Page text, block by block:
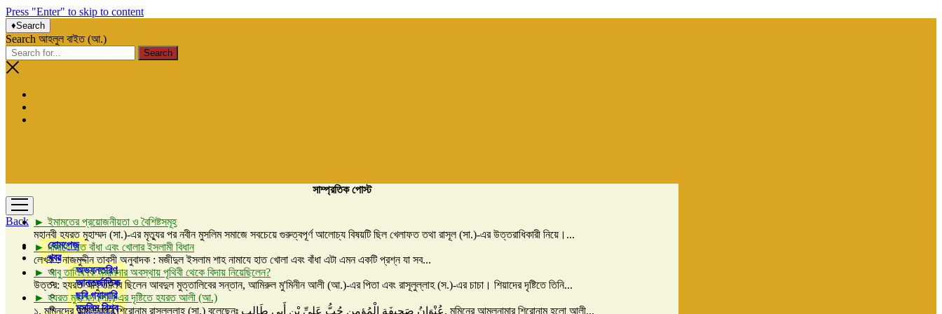
Press "Enter" to skip to content
Search
Search আহলুল বাইত (আ.)
open
menu
Back
হোমপেজ
খবর
open
menu
অভ্যন্তরিণ
আন্তর্জাতিক
ছবি গ্যালারি
মুসলিম বিশ্ব
সাম্প্রতিক পোস্ট
ইমামতের প্রয়োজনীয়তা ও বৈশিষ্টসমূহ
মহানবী হযরত মুহাম্মদ (সা.)-এর মৃত্যুর পর নবীন মুসলিম সমাজে সবচেয়ে গুরুত্বপূর্ণ আলোচ্য বিষয়টি ছিল খেলাফত তথা রাসূল (সা.)-এর উত্তরাধিকারী নিয়ে।...
নামাযে হাত বাঁধা এবং খোলার ইসলামী বিধান
লেখক : নাজমুদ্দীন তাবসী অনুবাদক : মজীদুল ইসলাম শাহ নামাযে হাত খোলা এবং বাঁধা এটা এমন একটি প্রশ্ন যা সব...
আবু তালিব কি ঈমানদার অবস্থায় পৃথিবী থেকে বিদায় নিয়েছিলেন?
উত্তর: হযরত আবু তালিব ছিলেন আবদুল মুত্তালিবের সন্তান, আমিরুল মু'মিনীন আলী (আ.)-এর পিতা এবং রাসূলুল্লাহ (স.)-এর চাচা। শিয়াদের দৃষ্টিতে তিনি...
হযরত মুহাম্মদ (সা.) এর দৃষ্টিতে হযরত আলী (আ.)
১. মুমিনদের আমলনামার শিরোনাম রাসূলুল্লাহ (সা.) বলেছেনঃ عُنْوَانُ صَحِيفَةِ الْمُؤمِنِ حُبُّ عَلِيِّ بْنِ أَبِي طَالِبٍ. মুমিনের আমলনামার শিরোনাম হলো আলী...